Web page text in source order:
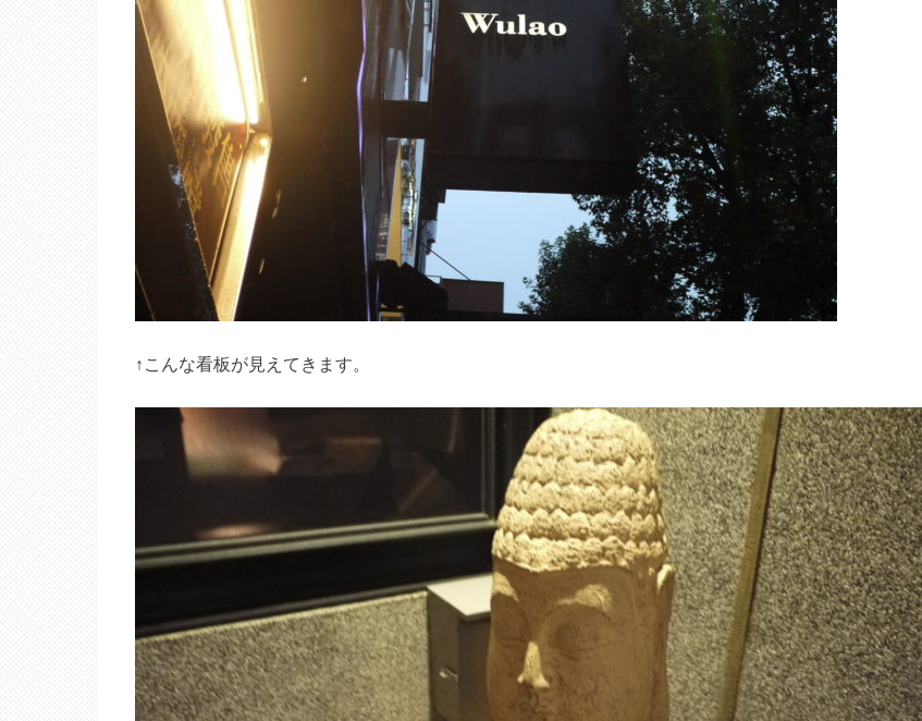
↑こんな看板が見えてきます。